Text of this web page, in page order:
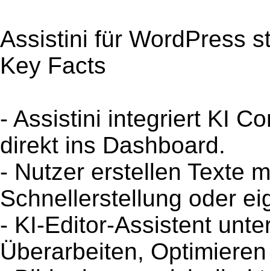
Assistini für WordPress
Key Facts
- Assistini integriert KI
direkt ins Dashboard.
- Nutzer erstellen Texte
Schnellerstellung oder
- KI-Editor-Assistent
Überarbeiten,